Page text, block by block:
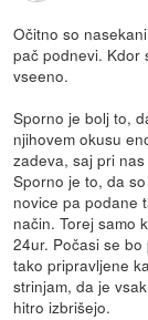
Očitno so
pač podnevi. Kdor
vseeno.
Sporno je bolj to,
njihovem okusu
zadeva, saj pri
Sporno je to, da
novice pa podane
način. Torej samo
24ur. Počasi se
tako pripravljene
strinjam, da je
hitro izbrišejo.